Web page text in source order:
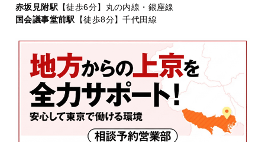
赤坂見附駅 【徒歩6分】丸の内線・銀座線
国会議事堂前駅
【徒歩8分】千代田線